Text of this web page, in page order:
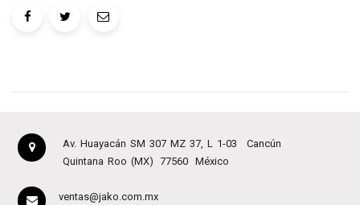
Av. Huayacán SM 307 MZ 37, L 1-03
Cancún
Quintana Roo (MX)
77560 México
ventas@jako.com.mx